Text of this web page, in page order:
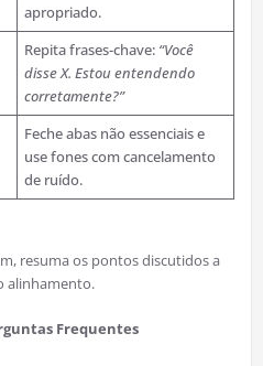
apropriado.
Repita frases-chave: “Você
disse X. Estou entendendo
corretamente?”
Feche abas não essenciais e
use fones com cancelamento
de ruído.
resuma os pontos discutidos a
alinhamento.
Frequentes